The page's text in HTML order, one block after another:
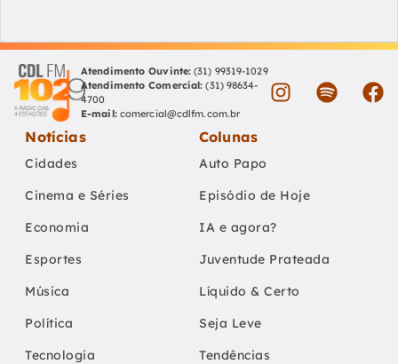
Atendimento Ouvinte: (31) 99319-1029
Atendimento Comercial: (31) 98634-
4700
E-mail: comercial@cdlfm.com.br
Notícias
Cidades
Cinema e Séries
Economia
Esportes
Música
Política
Tecnologia
Colunas
Auto Papo
Episódio de Hoje
IA e agora?
Juventude Prateada
Líquido & Certo
Seja Leve
Tendências